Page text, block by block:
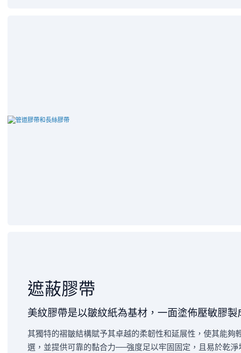
遮蔽膠帶
美紋膠帶是以皺紋紙為基材，一面塗佈壓敏膠製
其獨特的褶皺結構賦予其卓越的柔韌性和延展性，使其能
選，並提供可靠的黏合力——強度足以牢固固定，且易於乾